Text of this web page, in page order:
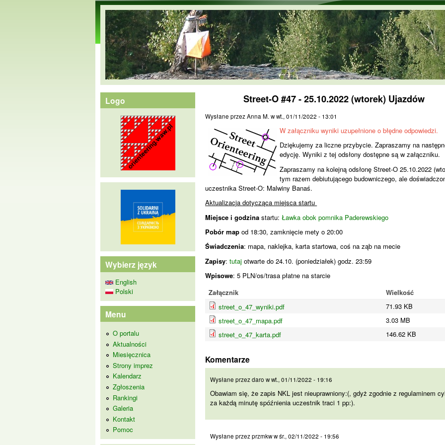
Przejdź do treści
orienteering.waw.pl
Street-O #47 - 25.10.2022 (wtorek) Ujazdów
Wysłane przezAnna M. wwt., 01/11/2022 - 13:01
W załączniku wyniki uzupełnione o błędne odpowiedzi.
Dziękujemy za liczne przybycie. Zapraszamy na
edycję.Wynikiz tej odsłony dostępne są w załączniku.
Zapraszamy na kolejną odsłonę Street-O 25.10.2022
tym razem debiutującego budowniczego, ale
uczestnika Street-O: Malwiny Banaś.
Aktualizacja dotycząca miejsca startu
Miejsce i godzina startu:Ławka obok pomnika Paderewskiego
Pobór map od 18:30, zamknięcie mety o 20:00
Świadczenia: mapa, naklejka, karta startowa, coś na ząb na mecie
Zapisy:tutajotwarte do 24.10. (poniedziałek) godz. 23:59
Wpisowe: 5 PLN/os/trasa płatne na starcie
Załącznik
Wielkość
street_o_47_wyniki.pdf
71.93 KB
street_o_47_mapa.pdf
3.03 MB
street_o_47_karta.pdf
146.62 KB
Komentarze
Obawiam się, że zapis NKL
Wysłane przezdaro wwt., 01/11/2022 - 19:16
Obawiam się, że zapis NKL jest nieuprawniony:(, gdyż zgodnie z regulaminem
za każdą minutę spóźnienia uczestnik traci 1 pp:).
Mam podobne zdanie. Uwagi
Wysłane przezprzmkwwśr., 02/11/2022 - 19:56
Logo
Wybierz język
English
Polski
Menu
O portalu
Aktualności
Miesięcznica
Strony imprez
Kalendarz
Zgłoszenia
Rankingi
Galeria
Kontakt
Pomoc